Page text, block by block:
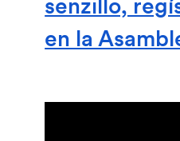
senzillo,
en la